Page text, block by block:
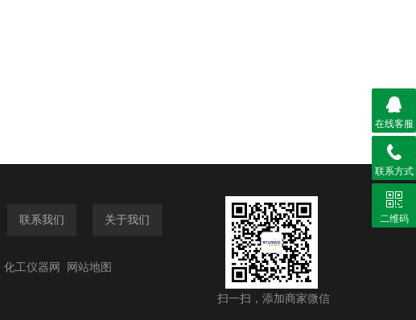
联系我们 关于我们
化工仪器网 网站地图
扫一扫，添加商家微信
在线客服
联系方式
二维码